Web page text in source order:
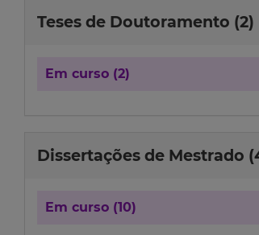
Teses de Doutoramento (2)
Em curso (2)
Dissertações de Mestrado
Em curso (10)